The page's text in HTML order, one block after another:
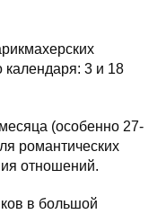
календаря: 3 и 18
(особенно 27-
романтических
отношений.
в большой